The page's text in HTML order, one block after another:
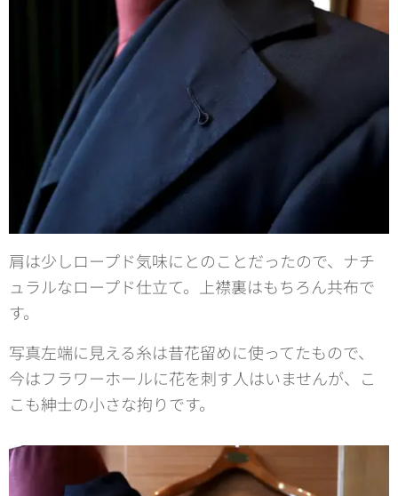
肩は少しロープド気味にとのことだったので、ナチ
ュラルなロープド仕立て。上襟裏はもちろん共布で
す。
写真左端に見える糸は昔花留めに使ってたもので、
今はフラワーホールに花を刺す人はいませんが、こ
こも紳士の小さな拘りです。